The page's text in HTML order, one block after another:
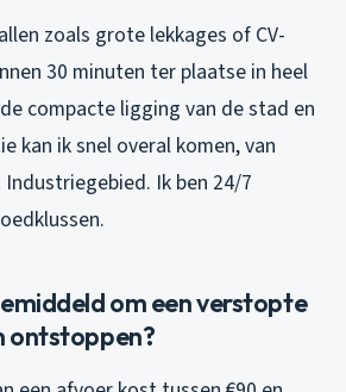
zoals grote lekkages of CV-
30 minuten ter plaatse in heel
compacte ligging van de stad en
kan ik snel overal komen, van
Ik ben 24/7
om een verstopte
ontstoppen?